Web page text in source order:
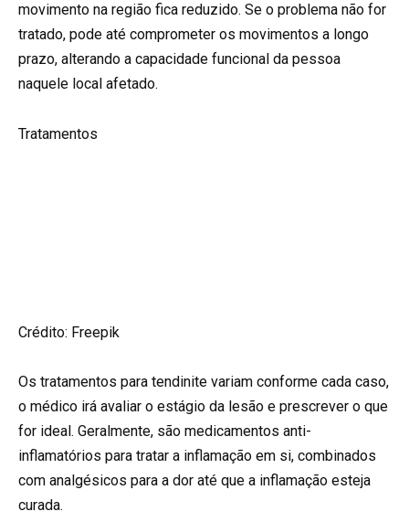
movimento na região fica reduzido. Se o problema não for
tratado, pode até comprometer os movimentos a longo
prazo, alterando a capacidade funcional da pessoa
naquele local afetado.
Tratamentos
Crédito: Freepik
Os tratamentos para tendinite variam conforme cada caso,
o médico irá avaliar o estágio da lesão e prescrever o que
for ideal. Geralmente, são medicamentos anti-
inflamatórios para tratar a inflamação em si, combinados
com analgésicos para a dor até que a inflamação esteja
curada.